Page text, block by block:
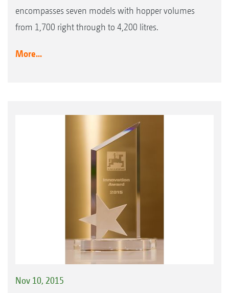
encompasses seven models with hopper volumes
from 1,700 right through to 4,200 litres.
More...
Nov 10, 2015